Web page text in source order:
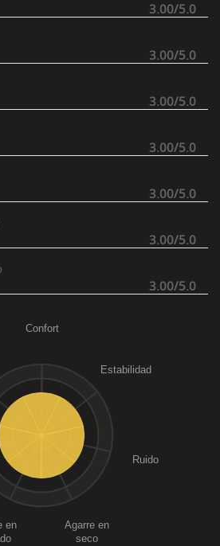
3.00/5.0
3.00/5.0
3.00/5.0
3.00/5.0
3.00/5.0
3.00/5.0
3.00/5.0
Confort
Estabilidad
Ruido
Agarre en
seco
en